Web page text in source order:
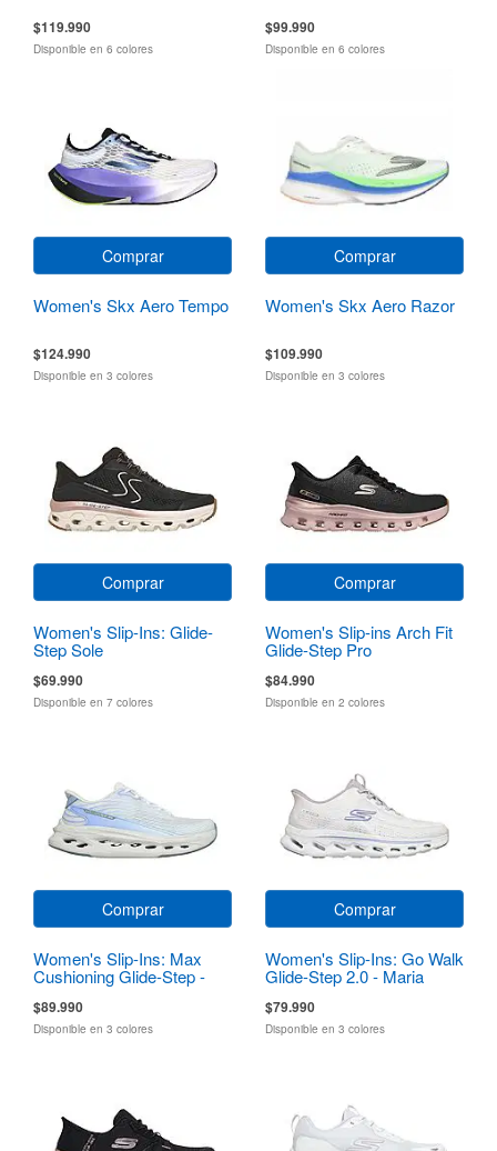
$119.990
Disponible en 6 colores
$99.990
Disponible en 6 colores
Comprar
Women's Skx Aero Tempo
$124.990
Disponible en 3 colores
Comprar
Women's Skx Aero Razor
$109.990
Disponible en 3 colores
Comprar
Women's Slip-Ins: Glide-
Step Sole
$69.990
Disponible en 7 colores
Comprar
Women's Slip-ins Arch Fit
Glide-Step Pro
$84.990
Disponible en 2 colores
Comprar
Women's Slip-Ins: Max
Cushioning Glide-Step -
$89.990
Disponible en 3 colores
Comprar
Women's Slip-Ins: Go Walk
Glide-Step 2.0 - Maria
$79.990
Disponible en 3 colores